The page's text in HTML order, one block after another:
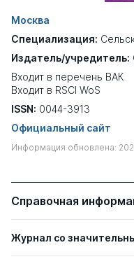
Москва
Специализация:
Издатель/учредитель:
Входит в перечень ВАК
Входит в RSCI WoS
ISSN: 0044-3913
Официальный сайт
Информация обновлена:
Справочная
Журнал со